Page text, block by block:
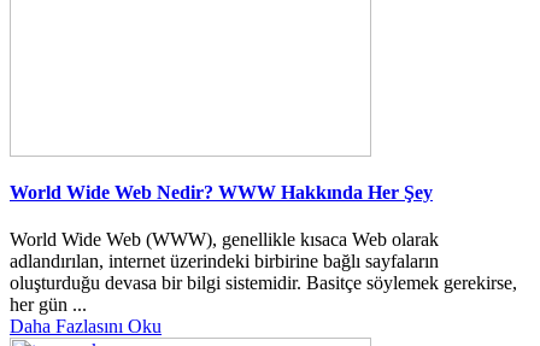
World Wide Web Nedir? WWW Hakkında Her Şey
World Wide Web (WWW), genellikle kısaca Web olarak
adlandırılan, internet üzerindeki birbirine bağlı sayfaların
oluşturduğu devasa bir bilgi sistemidir. Basitçe söylemek gerekirse,
her gün ...
Daha Fazlasını Oku